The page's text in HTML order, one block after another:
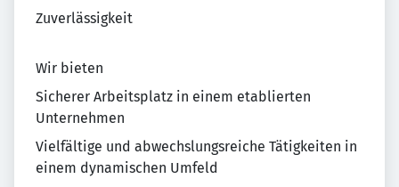
Zuverlässigkeit
Wir bieten
Sicherer Arbeitsplatz in einem etablierten
Unternehmen
Vielfältige und abwechslungsreiche Tätigkeiten in
einem dynamischen Umfeld